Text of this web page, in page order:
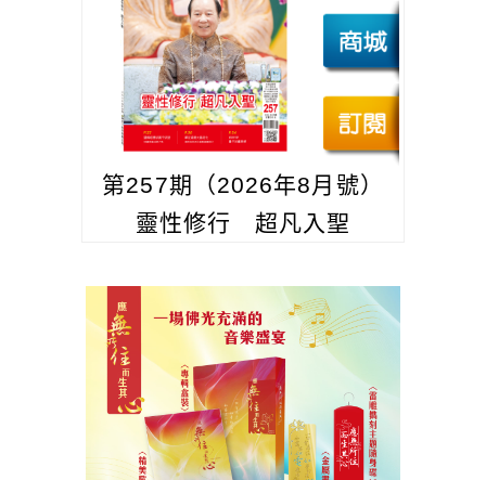
第257期（2026年8月號）
靈性修行 超凡入聖